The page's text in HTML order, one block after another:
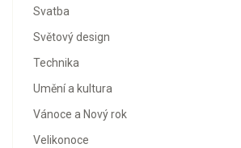
Svatba
Světový design
Technika
Umění a kultura
Vánoce a Nový rok
Velikonoce